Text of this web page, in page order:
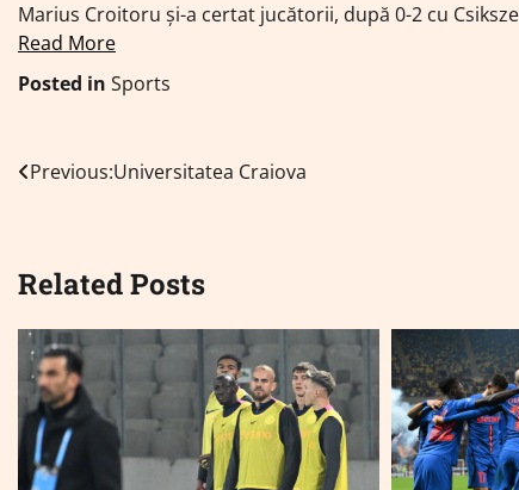
Marius Croitoru și-a certat jucătorii, după 0-2 cu
Read More
Posted in Sports
Navigare
articole
Previous:Universitatea Craiova
Related Posts